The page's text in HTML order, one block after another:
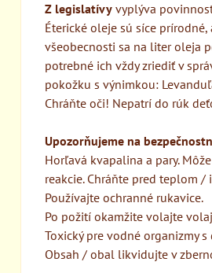
Z legislatívy vyplýva
Éterické oleje sú síce
všeobecnosti sa na liter oleja
potrebné ich vždy zriediť v
pokožku s výnimkou:
Chráňte oči! Nepatrí do rúk
Upozorňujeme na
Horľavá kvapalina a pary.
reakcie. Chráňte pred teplom
Používajte ochranné rukavice.
Po požití okamžite volajte
Toxický pre vodné organizmy
Obsah / obal likvidujte v